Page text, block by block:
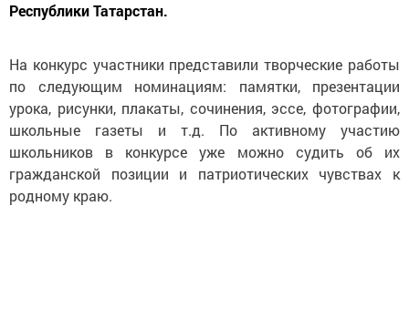
Республики Татарстан.
На конкурс участники представили творческие работы
по следующим номинациям: памятки, презентации
урока, рисунки, плакаты, сочинения, эссе, фотографии,
школьные газеты и т.д. По активному участию
школьников в конкурсе уже можно судить об их
гражданской позиции и патриотических чувствах к
родному краю.